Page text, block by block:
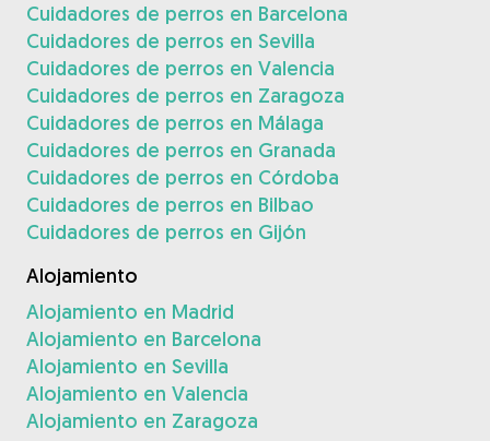
Cuidadores de perros en Barcelona
Cuidadores de perros en Sevilla
Cuidadores de perros en Valencia
Cuidadores de perros en Zaragoza
Cuidadores de perros en Málaga
Cuidadores de perros en Granada
Cuidadores de perros en Córdoba
Cuidadores de perros en Bilbao
Cuidadores de perros en Gijón
Alojamiento
Alojamiento en Madrid
Alojamiento en Barcelona
Alojamiento en Sevilla
Alojamiento en Valencia
Alojamiento en Zaragoza